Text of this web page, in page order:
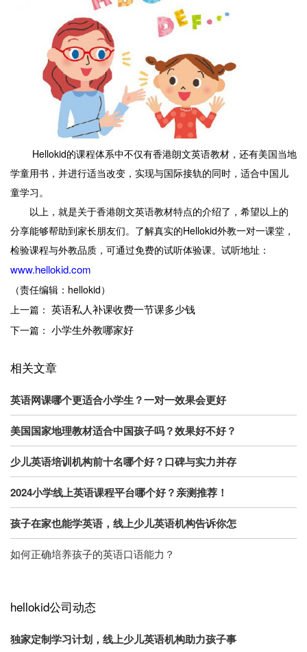
Hellokid的课程体系中不仅有香港朗文英语教材，还有美国当地
学童用书，并进行适当改变，实现与国际接轨的同时，适合中国儿
童学习。
以上，就是关于香港朗文英语教材特点的介绍了，希望以上的
分享能够帮助到家长朋友们。了解真实的Hellokid外教一对一课堂，
检验课程与外教品质，可通过免费的试听体验课。试听地址：
www.hellokid.com
（责任编辑：hellokid）
上一篇： 英语私人补课收费一节课多少钱
下一篇： 小学生外教哪家好
相关文章
英语网课哪个更适合小学生？一对一效果会更好
美国国家地理教材适合中国孩子吗？效果好不好？
少儿英语培训机构前十名哪个好？口碑与实力并存
2024小学线上英语课程平台哪个好？亲测推荐！
孩子在家也能学英语，线上少儿英语机构告诉你怎
如何正确培养孩子的英语口语能力？
hellokid公司动态
独家定制学习计划，线上少儿英语机构助力孩子事